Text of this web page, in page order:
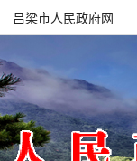
吕梁市人民政府网